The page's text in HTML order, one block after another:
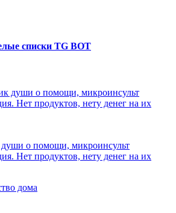
списки TG BOT
души о помощи, микроинсульт
Нет продуктов, нету денег на их